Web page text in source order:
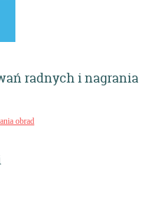
radnych i nagrania
obrad